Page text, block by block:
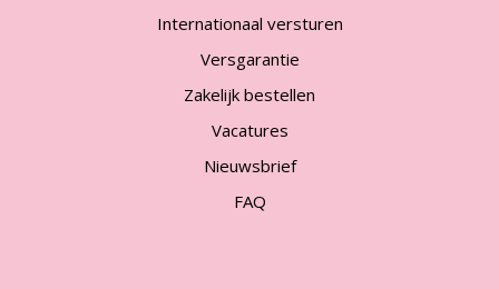
Internationaal versturen
Versgarantie
Zakelijk bestellen
Vacatures
Nieuwsbrief
FAQ